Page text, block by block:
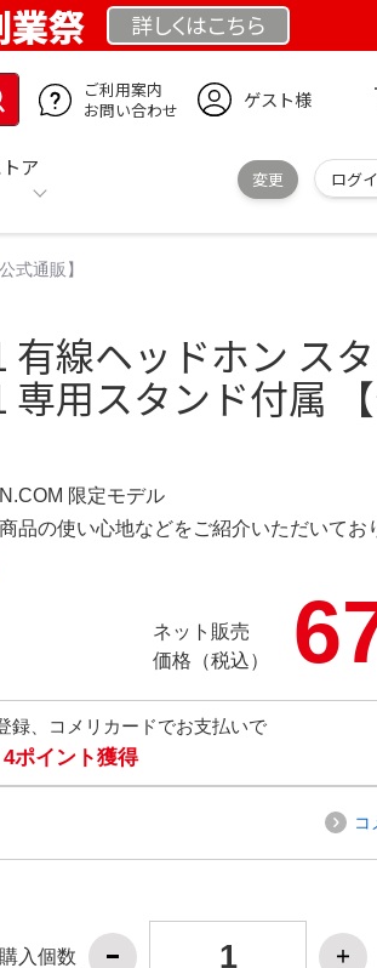
業祭 詳しくはこちら
ご利用案内
お問い合わせ
ゲスト様
ア
変更 ログ
式通販】
有線ヘッドホン ス
専用スタンド付属
限定モデル
品の使い心地などをご紹介いただいてお
ネット販売
価格（税込）
録、コメリカードでお支払いで
4ポイント獲得
コ
購入個数